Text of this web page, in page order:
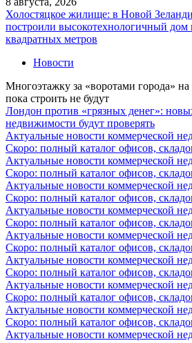
Холостяцкое жилище: в Новой
построили высокотехнологичный
квадратных метров
Новости
Многоэтажку за «воротами города»
пока строить не будут
Лондон против «грязных денег»:
недвижимости будут проверять
Актуальные новости коммерческой
Скоро: полный каталог офисов,
Актуальные новости коммерческой
Скоро: полный каталог офисов,
Актуальные новости коммерческой
Скоро: полный каталог офисов,
Актуальные новости коммерческой
Скоро: полный каталог офисов,
Актуальные новости коммерческой
Скоро: полный каталог офисов,
Актуальные новости коммерческой
Скоро: полный каталог офисов,
Актуальные новости коммерческой
Скоро: полный каталог офисов,
Актуальные новости коммерческой
Скоро: полный каталог офисов,
Актуальные новости коммерческой